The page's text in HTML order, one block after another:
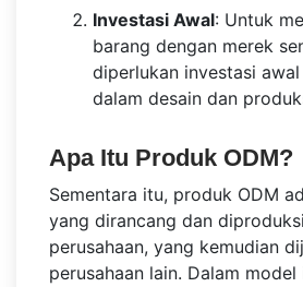
Investasi Awal: Untuk
barang dengan merek
diperlukan investasi
dalam desain dan
Apa Itu Produk ODM?
Sementara itu, produk ODM
yang dirancang dan
perusahaan, yang kemudian
perusahaan lain. Dalam model